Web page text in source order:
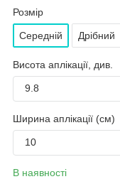
Розмір
Середній Дрібний
Висота аплікації, див.
9.8
Ширина аплікації (см)
10
В наявності